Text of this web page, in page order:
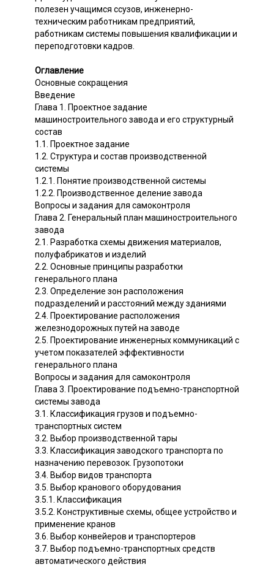
полезен учащимся ссузов, инженерно-
техническим работникам предприятий,
работникам системы повышения квалификации и
переподготовки кадров.
Оглавление
Основные сокращения
Введение
Глава 1. Проектное задание
машиностроительного завода и его структурный
состав
1.1. Проектное задание
1.2. Структура и состав производственной
системы
1.2.1. Понятие производственной системы
1.2.2. Производственное деление завода
Вопросы и задания для самоконтроля
Глава 2. Генеральный план машиностроительного
завода
2.1. Разработка схемы движения материалов,
полуфабрикатов и изделий
2.2. Основные принципы разработки
генерального плана
2.3. Определение зон расположения
подразделений и расстояний между зданиями
2.4. Проектирование расположения
железнодорожных путей на заводе
2.5. Проектирование инженерных коммуникаций с
учетом показателей эффективности
генерального плана
Вопросы и задания для самоконтроля
Глава 3. Проектирование подъемно-транспортной
системы завода
3.1. Классификация грузов и подъемно-
транспортных систем
3.2. Выбор производственной тары
3.3. Классификация заводского транспорта по
назначению перевозок. Грузопотоки
3.4. Выбор видов транспорта
3.5. Выбор кранового оборудования
3.5.1. Классификация
3.5.2. Конструктивные схемы, общее устройство и
применение кранов
3.6. Выбор конвейеров и транспортеров
3.7. Выбор подъемно-транспортных средств
автоматического действия